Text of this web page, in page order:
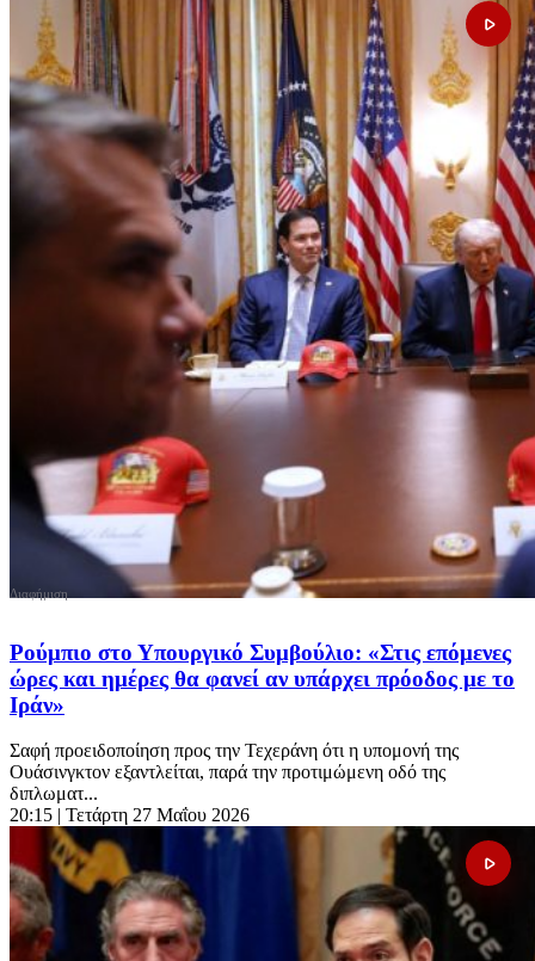
Ρούμπιο στο Υπουργικό Συμβούλιο: «Στις επόμενες
ώρες και ημέρες θα φανεί αν υπάρχει πρόοδος με το
Ιράν»
Σαφή προειδοποίηση προς την Τεχεράνη ότι η υπομονή της
Ουάσινγκτον εξαντλείται, παρά την προτιμώμενη οδό της
διπλωματ...
20:15 | Τετάρτη 27 Μαΐου 2026